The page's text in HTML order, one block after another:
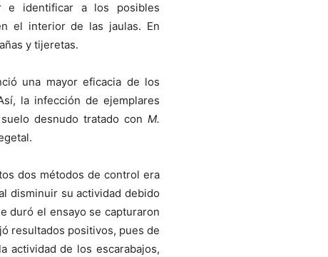
e identificar a los posibles
el interior de las jaulas. En
y tijeretas.
una mayor eficacia de los
la infección de ejemplares
desnudo tratado con M.
dos métodos de control era
disminuir su actividad debido
duró el ensayo se capturaron
resultados positivos, pues de
actividad de los escarabajos,